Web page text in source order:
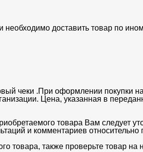
доставить товар по
чеки .При оформлении покупки
Цена, указанная в
товара Вам следует
и комментариев относительно
товара, также проверьте товар